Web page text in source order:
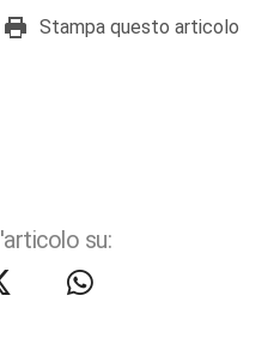
Stampa questo articolo
su: